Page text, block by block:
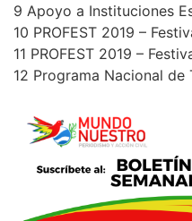
9 Apoyo a Instituciones
10 PROFEST 2019 –
11 PROFEST 2019 –
12 Programa Nacional de